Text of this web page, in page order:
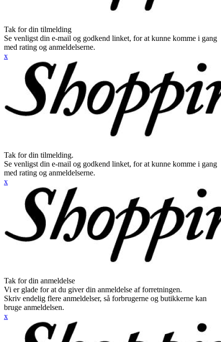
Tak for din tilmelding
Se venligst din e-mail og godkend linket, for at kunne komme i gang
med rating og anmeldelserne.
x
Tak for din tilmelding.
Se venligst din e-mail og godkend linket, for at kunne komme i gang
med rating og anmeldelserne.
x
Tak for din anmeldelse
Vi er glade for at du giver din anmeldelse af forretningen.
Skriv endelig flere anmeldelser, så forbrugerne og butikkerne kan
bruge anmeldelsen.
x